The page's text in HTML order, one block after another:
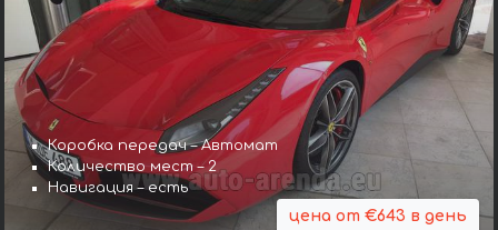
Коробка передач – Автомат
Количество мест – 2
Навигация – есть
цена от €643 в день